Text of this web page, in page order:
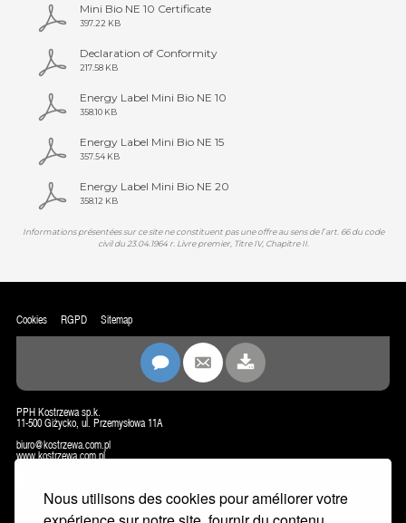
Nous utilisons des cookies pour améliorer votre
Mini Bio NE 10 Certificate
397.22 KB
Declaration of Conformity
217.58 KB
Energy Label Mini Bio NE 10
358.10 KB
Energy Label Mini Bio NE 15
357.54 KB
Energy Label Mini Bio NE 20
358.12 KB
Informations présentées sur ce site ne constituent pas une offre au sens de l᾿art. 66 du code
civil du 23.04.1964 r. Livre premier, Titre IV, Chapitre II.
Cookies RGPD Sitemap
PPH Kostrzewa sp.k.
11-500 Giżycko, ul. Przemysłowa 11A
biuro@kostrzewa.com.pl
www.kostrzewa.com.pl